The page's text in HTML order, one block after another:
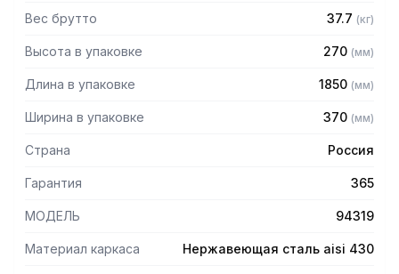
Вес брутто 37.7 (кг)
Высота в упаковке 270 (мм)
Длина в упаковке 1850 (мм)
Ширина в упаковке 370 (мм)
Страна Россия
Гарантия 365
МОДЕЛЬ 94319
Материал каркаса Нержавеющая сталь aisi 430